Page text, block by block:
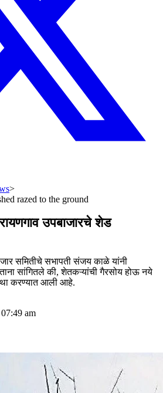
>
razed to the ground
उपबाजारचे शेड
समितीचे सभापती संजय काळे यांनी
सांगितले की, शेतकऱ्यांची गैरसोय होऊ नये
करण्यात आली आहे.
am